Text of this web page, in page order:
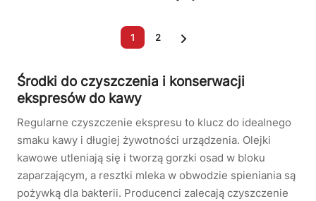
1 2
Środki do czyszczenia i konserwacji
ekspresów do kawy
Regularne czyszczenie ekspresu to klucz do idealnego
smaku kawy i długiej żywotności urządzenia. Olejki
kawowe utleniają się i tworzą gorzki osad w bloku
zaparzającym, a resztki mleka w obwodzie spieniania są
pożywką dla bakterii. Producenci zalecają czyszczenie